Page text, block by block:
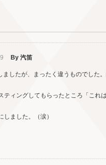
By 汽笛
したが、まったく違うものでし
ィングしてもらったところ「これ
ました。（涙）